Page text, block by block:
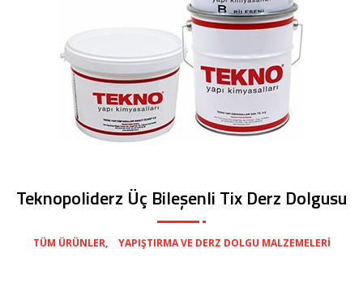
Teknopoliderz Üç Bileşenli Tix Derz Dolgusu
TÜM ÜRÜNLER YAPIŞTIRMA VE DERZ DOLGU MALZEMELERI